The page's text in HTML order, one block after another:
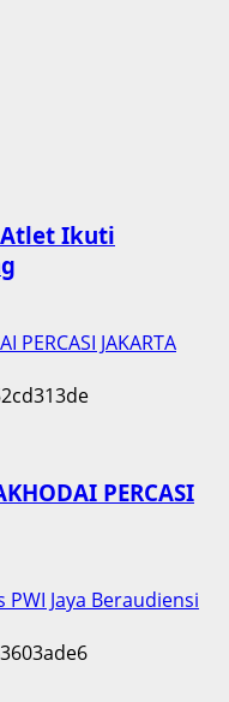
Atlet Ikuti
PERCASI JAKARTA
PERCASI
Jaya Beraudiensi